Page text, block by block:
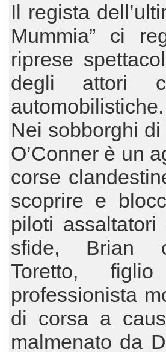
Il regista
Mummia” ci
riprese
degli attori
automobilistiche.
Nei sobborghi
O’Conner è un
corse
scoprire e
piloti
sfide, Brian
Toretto,
professionista
di corsa a
malmenato da